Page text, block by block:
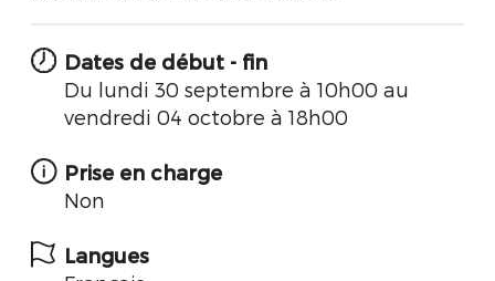
Dates de début - fin
Du lundi 30 septembre à 10h00 au
vendredi 04 octobre à 18h00
Prise en charge
Non
Langues